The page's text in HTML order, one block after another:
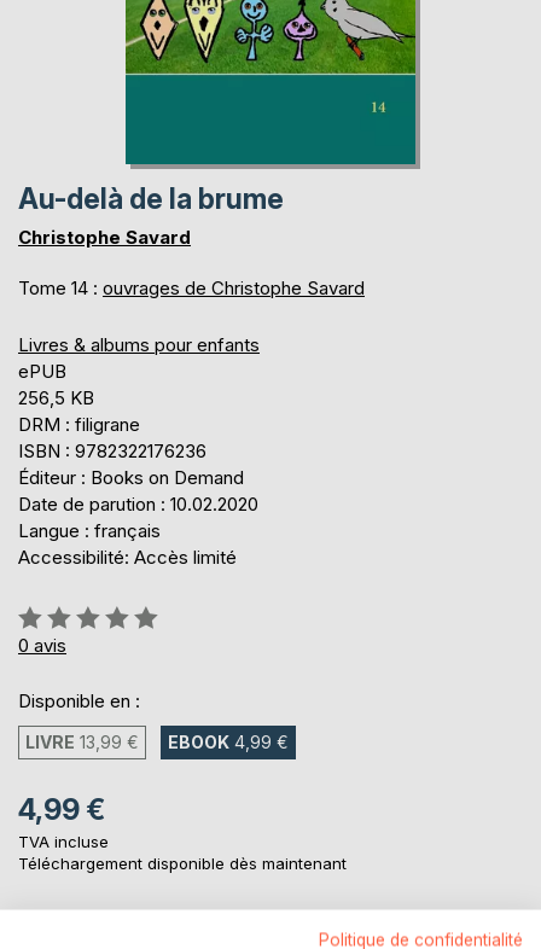
Au-delà de la brume
Christophe Savard
Tome 14 : ouvrages de Christophe Savard
Livres & albums pour enfants
ePUB
256,5 KB
DRM : filigrane
ISBN : 9782322176236
Éditeur : Books on Demand
Date de parution : 10.02.2020
Langue : français
Accessibilité: Accès limité
Évaluation:
0%
0 avis
Disponible en :
LIVRE 13,99 € EBOOK 4,99 €
4,99 €
TVA incluse
Téléchargement disponible dès maintenant
Politique de confidentialité